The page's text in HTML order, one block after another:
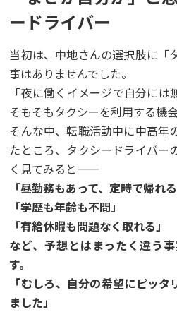
ードライバー
当初は、中地さんの選択肢に「
事はありませんでした。
「夜に働くイメージで自分には
そもそもタクシーを利用する機
そんな中、転職活動中に中高年
たところ、タクシードライバー
く見てみると――
「昼勤務もあって、定時で帰れる
「学歴も年齢も不問」
「有給休暇も問題なく取れる」
など、予想とはまったく違う
す。
「むしろ、自分の希望にピッ
ました」